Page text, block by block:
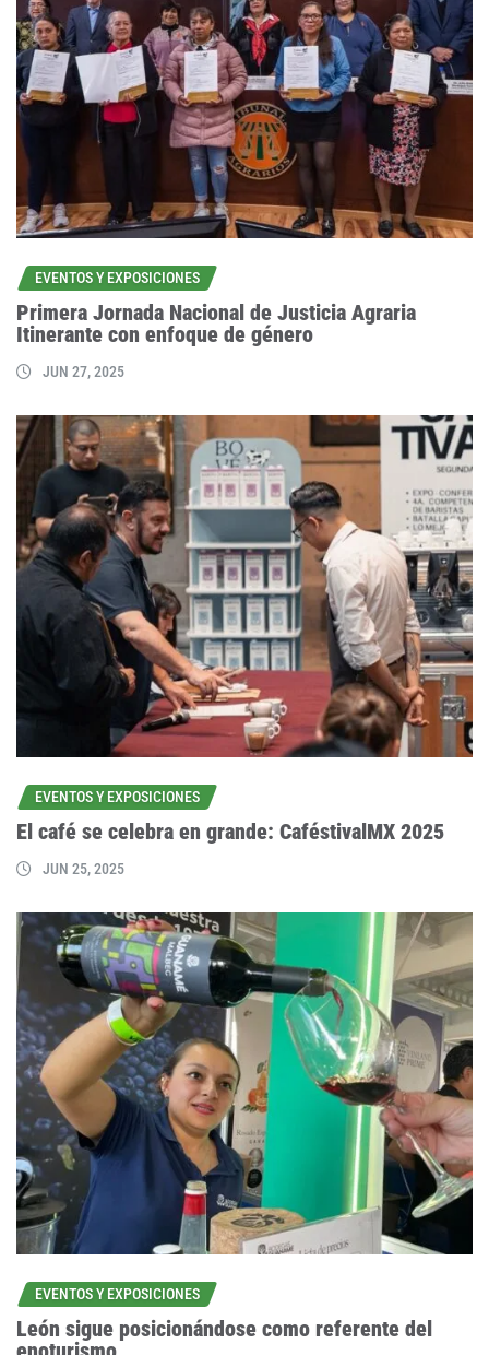
EVENTOS Y EXPOSICIONES
Primera Jornada Nacional de Justicia Agraria
Itinerante con enfoque de género
JUN 27, 2025
EVENTOS Y EXPOSICIONES
El café se celebra en grande: CaféstivalMX 2025
JUN 25, 2025
EVENTOS Y EXPOSICIONES
León sigue posicionándose como referente del